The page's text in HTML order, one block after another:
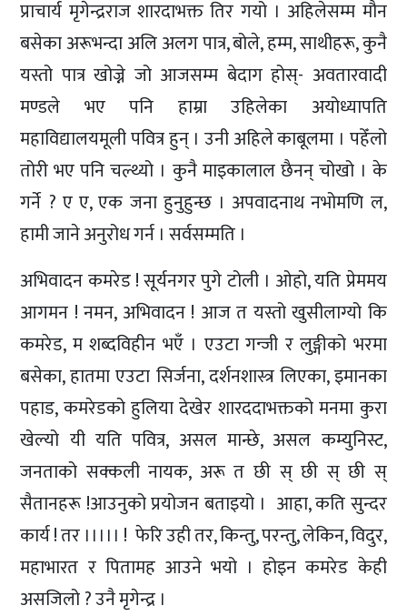
प्राचार्य मृगेन्द्रराज शारदाभक्त तिर गयो । अहिलेसम्म मौन
बसेका अरूभन्दा अलि अलग पात्र, बोले, हम्म, साथीहरू, कुनै
यस्तो पात्र खोज्ने जो आजसम्म बेदाग होस्- अवतारवादी
मण्डले भए पनि हाम्रा उहिलेका अयोध्यापति
महाविद्यालयमूली पवित्र हुन् । उनी अहिले काबूलमा । पहेँलो
तोरी भए पनि चल्थ्यो । कुनै माइकालाल छैनन् चोखो । के
गर्ने ? ए ए, एक जना हुनुहुन्छ । अपवादनाथ नभोमणि ल,
हामी जाने अनुरोध गर्न । सर्वसम्मति ।
अभिवादन कमरेड ! सूर्यनगर पुगे टोली । ओहो, यति प्रेममय
आगमन ! नमन, अभिवादन ! आज त यस्तो खुसीलाग्यो कि
कमरेड, म शब्दविहीन भएँ । एउटा गन्जी र लुङ्गीको भरमा
बसेका, हातमा एउटा सिर्जना, दर्शनशास्त्र लिएका, इमानका
पहाड, कमरेडको हुलिया देखेर शारददाभक्तको मनमा कुरा
खेल्यो यी यति पवित्र, असल मान्छे, असल कम्युनिस्ट,
जनताको सक्कली नायक, अरू त छी स् छी स् छी स्
सैतानहरू !आउनुको प्रयोजन बताइयो । आहा, कति सुन्दर
कार्य ! तर ।।।।। ! फेरि उही तर, किन्तु, परन्तु, लेकिन, विदुर,
महाभारत र पितामह आउने भयो । होइन कमरेड केही
असजिलो ? उनै मृगेन्द्र ।